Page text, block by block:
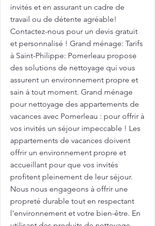
invités et en assurant un cadre de
travail ou de détente agréable!
Contactez-nous pour un devis gratuit
et personnalisé ! Grand ménage: Tarifs
à Saint-Philippe: Pomerleau propose
des solutions de nettoyage qui vous
assurent un environnement propre et
sain à tout moment. Grand ménage
pour nettoyage des appartements de
vacances avec Pomerleau : pour offrir à
vos invités un séjour impeccable ! Les
appartements de vacances doivent
offrir un environnement propre et
accueillant pour que vos invités
profitent pleinement de leur séjour.
Nous nous engageons à offrir une
propreté durable tout en respectant
l'environnement et votre bien-être. En